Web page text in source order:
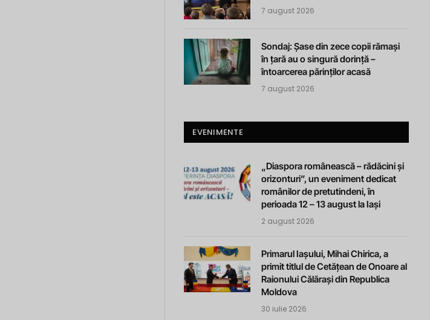
7 august 2026
Sondaj: Șase din zece copii rămași
în țară au o singură dorință –
întoarcerea părinților acasă
7 august 2026
EVENIMENTE
„Diaspora românească – rădăcini și
orizonturi”, un eveniment dedicat
românilor de pretutindeni, în
perioada 12 – 13 august la Iași
2 august 2026
Primarul Iașului, Mihai Chirica, a
primit titlul de Cetățean de Onoare al
Raionului Călărași din Republica
Moldova
30 iulie 2026